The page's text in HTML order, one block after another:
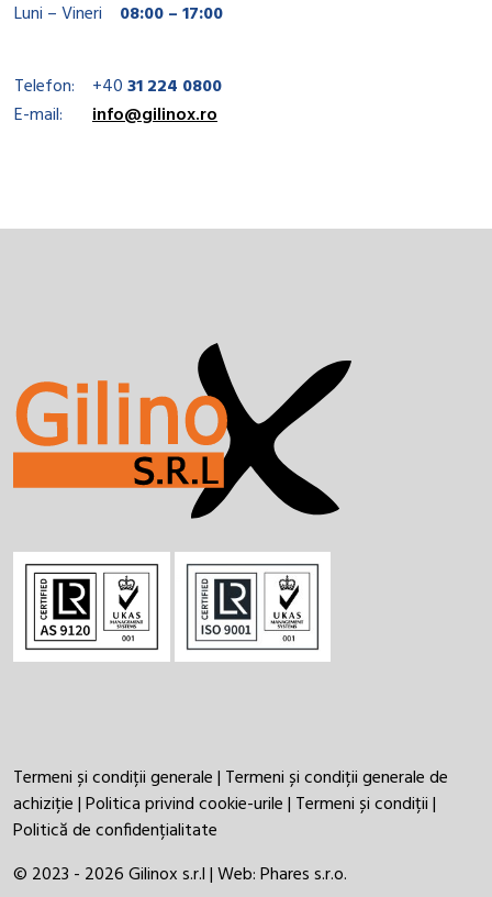
Luni – Vineri
08:00 – 17:00
Telefon: +4031 224 0800
E-mail:
info@gilinox.ro
Termeni și condiții generale| Termeni și condiții generale de
achiziție|Politica privind cookie-urile| Termeni și condiții|
Politică de confidențialitate
© 2023 - 2026 Gilinox s.r.l | Web:Phares s.r.o.